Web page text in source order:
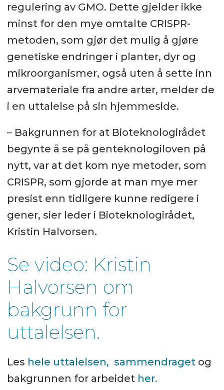
regulering av GMO. Dette gjelder ikke
minst for den mye omtalte CRISPR-
metoden, som gjør det mulig å gjøre
genetiske endringer i planter, dyr og
mikroorganismer, også uten å sette inn
arvemateriale fra andre arter, melder de
i en uttalelse på sin hjemmeside.
– Bakgrunnen for at Bioteknologirådet
begynte å se på genteknologiloven på
nytt, var at det kom nye metoder, som
CRISPR, som gjorde at man mye mer
presist enn tidligere kunne redigere i
gener, sier leder i Bioteknologirådet,
Kristin Halvorsen.
Se video: Kristin
Halvorsen om
bakgrunn for
uttalelsen.
Les hele uttalelsen, sammendragetog
bakgrunnen for arbeidet her.